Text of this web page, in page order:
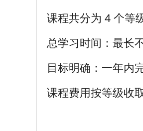
课程共分为 4 个等
总学习时间：最长
目标明确：一年内
课程费用按等级收